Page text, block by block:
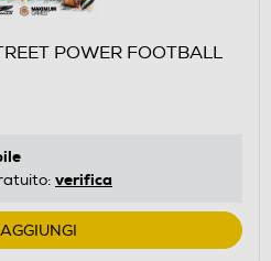
POWER FOOTBALL
verifica
AGGIUNGI